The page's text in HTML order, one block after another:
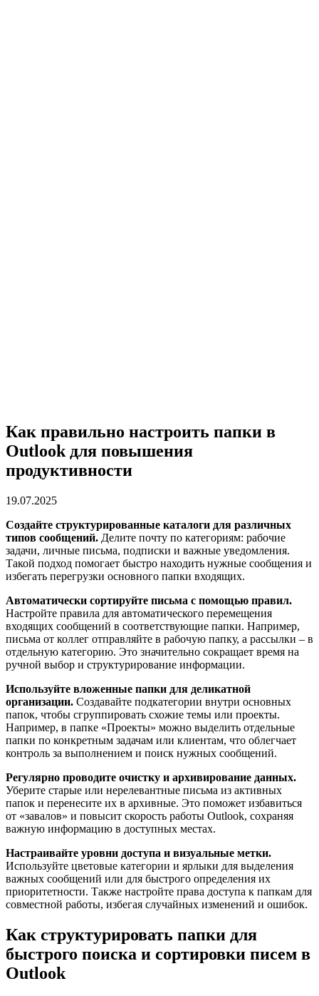
Как правильно настроить папки в
Outlook для повышения
продуктивности
19.07.2025
Создайте структурированные каталоги для различных
типов сообщений. Делите почту по категориям: рабочие
задачи, личные письма, подписки и важные уведомления.
Такой подход помогает быстро находить нужные сообщения и
избегать перегрузки основного папки входящих.
Автоматически сортируйте письма с помощью правил.
Настройте правила для автоматического перемещения
входящих сообщений в соответствующие папки. Например,
письма от коллег отправляйте в рабочую папку, а рассылки – в
отдельную категорию. Это значительно сокращает время на
ручной выбор и структурирование информации.
Используйте вложенные папки для деликатной
организации. Создавайте подкатегории внутри основных
папок, чтобы сгруппировать схожие темы или проекты.
Например, в папке «Проекты» можно выделить отдельные
папки по конкретным задачам или клиентам, что облегчает
контроль за выполнением и поиск нужных сообщений.
Регулярно проводите очистку и архивирование данных.
Уберите старые или нерелевантные письма из активных
папок и перенесите их в архивные. Это поможет избавиться
от «завалов» и повысит скорость работы Outlook, сохраняя
важную информацию в доступных местах.
Настраивайте уровни доступа и визуальные метки.
Используйте цветовые категории и ярлыки для выделения
важных сообщений или для быстрого определения их
приоритетности. Также настройте права доступа к папкам для
совместной работы, избегая случайных изменений и ошибок.
Как структурировать папки для
быстрого поиска и сортировки писем в
Outlook